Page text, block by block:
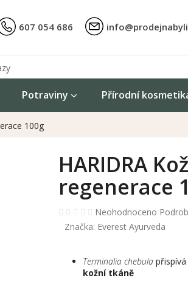
607 054 686
Potraviny Přírodní
100g
Terminalia chebula
kožní tkáně
HARIDRA
regenerace
Průměrné
hodnocení
0,0
z
Neohodnoceno
Značka: Everest Ayurveda